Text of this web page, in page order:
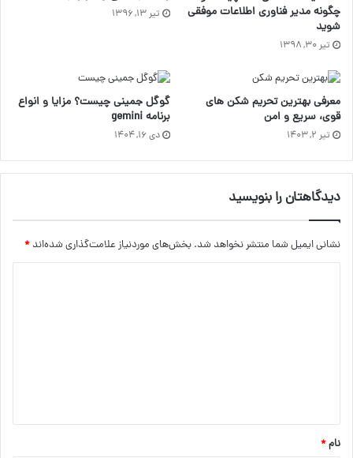
چگونه مدیر فناوری اطلاعات موفقی
شوید
تیر ۳۰, ۱۳۹۸
تیر ۱۳, ۱۳۹۶
معرفی بهترین تحریم شکن های
قوی، سریع و امن
تیر ۲, ۱۴۰۳
گوگل جمینی چیست؟ مزایا و انواع
برنامه gemini
دی ۱۶, ۱۴۰۴
دیدگاهتان را بنویسید
نشانی ایمیل شما منتشر نخواهد شد. بخش‌های موردنیاز علامت‌گذاری شده‌اند *
نام*